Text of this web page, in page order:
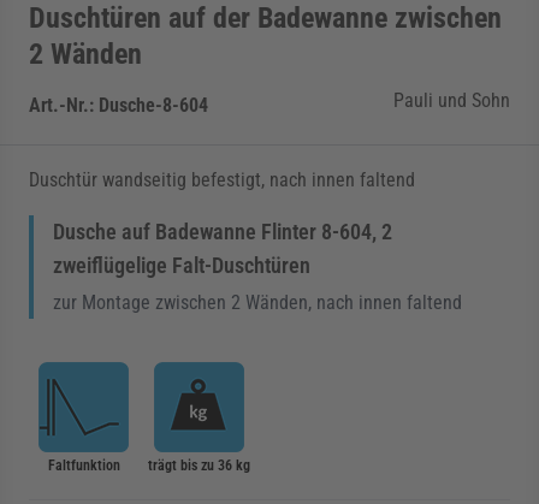
Duschtüren auf der Badewanne zwischen
2 Wänden
Art.-Nr.: Dusche-8-604 Pauli und Sohn
Duschtür wandseitig befestigt, nach innen faltend
Dusche auf Badewanne Flinter 8-604, 2
zweiflügelige Falt-Duschtüren
zur Montage zwischen 2 Wänden, nach innen faltend
Faltfunktion trägt bis zu 36 kg